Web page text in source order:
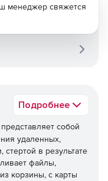
Подробнее
представляет собой
удаленных,
в результате
файлы,
корзины, с карты
менеджер свяжется